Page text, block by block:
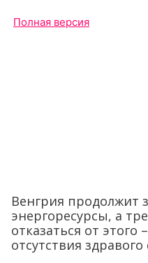
Полная версия
Венгрия продолжит
энергоресурсы, а
отказаться от этого
отсутствия